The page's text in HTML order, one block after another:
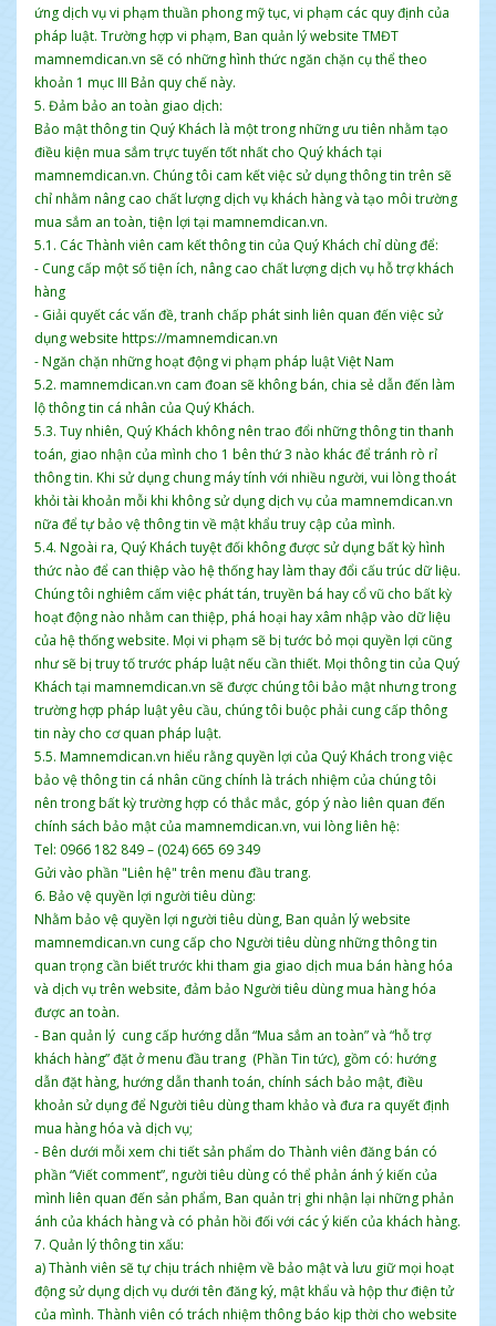
ứng dịch vụ vi phạm thuần phong mỹ tục, vi phạm các quy định của
pháp luật. Trường hợp vi phạm, Ban quản lý website TMĐT
mamnemdican.vn sẽ có những hình thức ngăn chặn cụ thể theo
khoản 1 mục III Bản quy chế này.
5. Đảm bảo an toàn giao dịch:
Bảo mật thông tin Quý Khách là một trong những ưu tiên nhằm tạo
điều kiện mua sắm trực tuyến tốt nhất cho Quý khách tại
mamnemdican.vn. Chúng tôi cam kết việc sử dụng thông tin trên sẽ
chỉ nhằm nâng cao chất lượng dịch vụ khách hàng và tạo môi trường
mua sắm an toàn, tiện lợi tại mamnemdican.vn.
5.1. Các Thành viên cam kết thông tin của Quý Khách chỉ dùng để:
- Cung cấp một số tiện ích, nâng cao chất lượng dịch vụ hỗ trợ khách
hàng
- Giải quyết các vấn đề, tranh chấp phát sinh liên quan đến việc sử
dụng website https://mamnemdican.vn
- Ngăn chặn những hoạt động vi phạm pháp luật Việt Nam
5.2. mamnemdican.vn cam đoan sẽ không bán, chia sẻ dẫn đến làm
lộ thông tin cá nhân của Quý Khách.
5.3. Tuy nhiên, Quý Khách không nên trao đổi những thông tin thanh
toán, giao nhận của mình cho 1 bên thứ 3 nào khác để tránh rò rỉ
thông tin. Khi sử dụng chung máy tính với nhiều người, vui lòng thoát
khỏi tài khoản mỗi khi không sử dụng dịch vụ của mamnemdican.vn
nữa để tự bảo vệ thông tin về mật khẩu truy cập của mình.
5.4. Ngoài ra, Quý Khách tuyệt đối không được sử dụng bất kỳ hình
thức nào để can thiệp vào hệ thống hay làm thay đổi cấu trúc dữ liệu.
Chúng tôi nghiêm cấm việc phát tán, truyền bá hay cổ vũ cho bất kỳ
hoạt động nào nhằm can thiệp, phá hoại hay xâm nhập vào dữ liệu
của hệ thống website. Mọi vi phạm sẽ bị tước bỏ mọi quyền lợi cũng
như sẽ bị truy tố trước pháp luật nếu cần thiết. Mọi thông tin của Quý
Khách tại mamnemdican.vn sẽ được chúng tôi bảo mật nhưng trong
trường hợp pháp luật yêu cầu, chúng tôi buộc phải cung cấp thông
tin này cho cơ quan pháp luật.
5.5. Mamnemdican.vn hiểu rằng quyền lợi của Quý Khách trong việc
bảo vệ thông tin cá nhân cũng chính là trách nhiệm của chúng tôi
nên trong bất kỳ trường hợp có thắc mắc, góp ý nào liên quan đến
chính sách bảo mật của mamnemdican.vn, vui lòng liên hệ:
Tel: 0966 182 849 – (024) 665 69 349
Gửi vào phần "Liên hệ" trên menu đầu trang.
6. Bảo vệ quyền lợi người tiêu dùng:
Nhằm bảo vệ quyền lợi người tiêu dùng, Ban quản lý website
mamnemdican.vn cung cấp cho Người tiêu dùng những thông tin
quan trọng cần biết trước khi tham gia giao dịch mua bán hàng hóa
và dịch vụ trên website, đảm bảo Người tiêu dùng mua hàng hóa
được an toàn.
- Ban quản lý cung cấp hướng dẫn “Mua sắm an toàn” và “hỗ trợ
khách hàng” đặt ở menu đầu trang (Phần Tin tức), gồm có: hướng
dẫn đặt hàng, hướng dẫn thanh toán, chính sách bảo mật, điều
khoản sử dụng để Người tiêu dùng tham khảo và đưa ra quyết định
mua hàng hóa và dịch vụ;
- Bên dưới mỗi xem chi tiết sản phẩm do Thành viên đăng bán có
phần “Viết comment”, người tiêu dùng có thể phản ánh ý kiến của
mình liên quan đến sản phẩm, Ban quản trị ghi nhận lại những phản
ánh của khách hàng và có phản hồi đối với các ý kiến của khách hàng.
7. Quản lý thông tin xấu:
a) Thành viên sẽ tự chịu trách nhiệm về bảo mật và lưu giữ mọi hoạt
động sử dụng dịch vụ dưới tên đăng ký, mật khẩu và hộp thư điện tử
của mình. Thành viên có trách nhiệm thông báo kịp thời cho website